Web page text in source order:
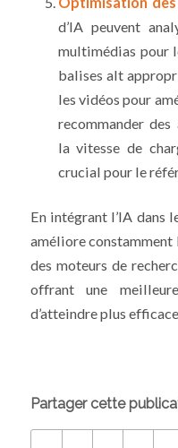
d’IA peuvent
multimédias pour
balises alt
les vidéos pour
recommander
la vitesse de
crucial pour le
En intégrant l’IA dans
améliore constamment
des moteurs de
offrant une
d’atteindre plus
Partager cette